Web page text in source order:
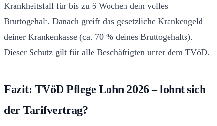
Krankheitsfall für bis zu 6 Wochen dein volles
Bruttogehalt. Danach greift das gesetzliche Krankengeld
deiner Krankenkasse (ca. 70 % deines Bruttogehalts).
Dieser Schutz gilt für alle Beschäftigten unter dem TVöD.
Fazit: TVöD Pflege Lohn 2026 – lohnt sich
der Tarifvertrag?